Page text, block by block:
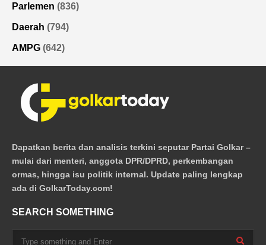
Parlemen (836)
Daerah (794)
AMPG (642)
Dapatkan berita dan analisis terkini seputar Partai Golkar –
mulai dari menteri, anggota DPR/DPRD, perkembangan
ormas, hingga isu politik internal. Update paling lengkap
ada di GolkarToday.com!
SEARCH SOMETHING